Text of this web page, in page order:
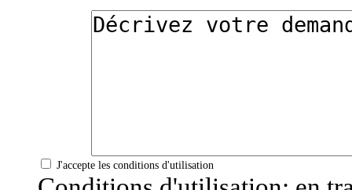
J'accepte les conditions d'utilisation